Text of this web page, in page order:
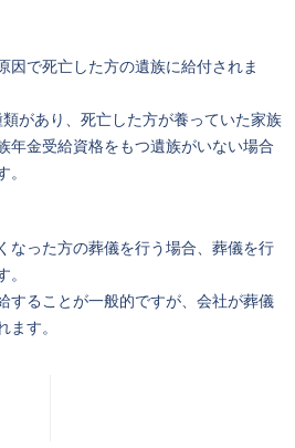
因で死亡した方の遺族に給付されま
があり、死亡した方が養っていた家族
年金受給資格をもつ遺族がいない場合
。
なった方の葬儀を行う場合、葬儀を行
。
することが一般的ですが、会社が葬儀
ます。